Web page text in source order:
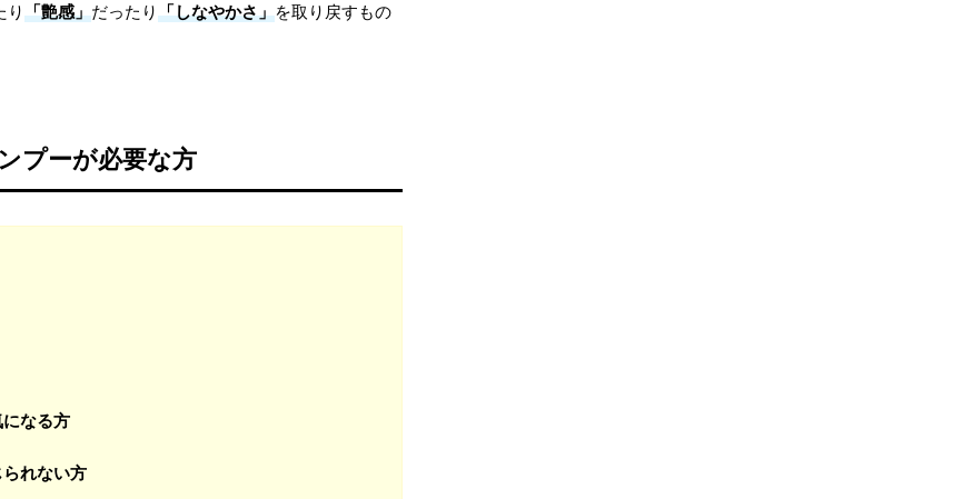
り「艶感」だったり「しなやかさ」を取り戻すもの
プーが必要な方
なる方
れない方